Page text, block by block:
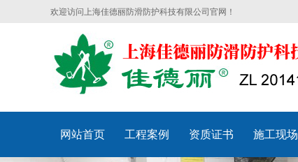
欢迎访问上海佳德丽防滑防护科技有限公司官网！
网站首页 工程案例 资质证书 施工现场